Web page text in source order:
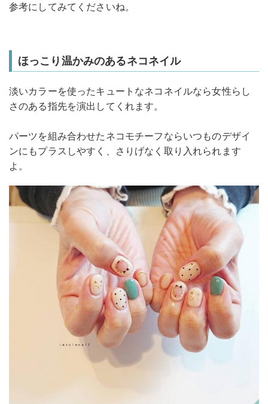
参考にしてみてくださいね。
ほっこり温かみのあるネコネイル
淡いカラーを使ったキュートなネコネイルなら女性らし
さのある指先を演出してくれます。
パーツを組み合わせたネコモチーフならいつものデザイ
ンにもプラスしやすく、さりげなく取り入れられます
よ。